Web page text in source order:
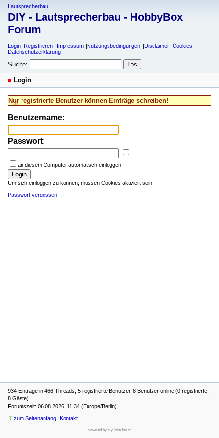
Lautsprecherbau
DIY - Lautsprecherbau - HobbyBox
Forum
Login Registrieren Impressum Nutzungsbedingungen Disclaimer
Cookies
Datenschutzerklärung
Suche:
Login
Nur registrierte Benutzer können Einträge schreiben!
Benutzername:
Passwort:
an diesem Computer automatisch einloggen
Login
Um sich einloggen zu können, müssen Cookies aktiviert sein.
Passwort vergessen
934 Einträge in 466 Threads, 5 registrierte Benutzer, 8 Benutzer online (0 registrierte,
8 Gäste)
Forumszeit: 06.08.2026, 11:34 (Europe/Berlin)
zum Seitenanfang Kontakt
powered by my little forum